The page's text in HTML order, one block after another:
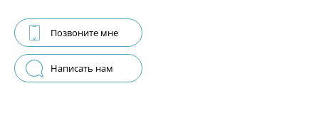
Позвоните мне
Написать нам